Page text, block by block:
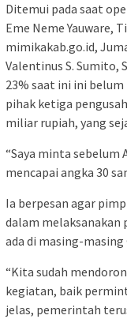
Ditemui pada saat
Eme Neme Yauware,
mimikakab.go.id,
Valentinus S. Sumito,
23% saat ini ini
pihak ketiga
miliar rupiah, yang
“Saya minta sebelum
mencapai angka 30
Ia berpesan agar
dalam melaksanakan
ada di masing-masing
“Kita sudah
kegiatan, baik
jelas, pemerintah